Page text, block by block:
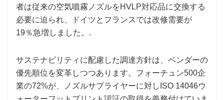
者は従来の空気噴霧ノズルをHVLP対応品に交換する
必要に迫られ、ドイツとフランスでは改修需要が
19％急増しました。.
サステナビリティに配慮した調達方針は、ベンダーの
優先順位を変革しつつあります。フォーチュン500企
業の72%が、ノズルサプライヤーに対しISO 14046ウ